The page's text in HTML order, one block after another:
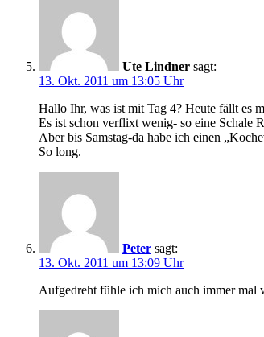
Ute Lindner sagt:
13. Okt. 2011 um 13:05 Uhr
Hallo Ihr, was ist mit Tag 4? Heute fällt es
Es ist schon verflixt wenig- so eine Schale
Aber bis Samstag-da habe ich einen
So long.
Peter sagt:
13. Okt. 2011 um 13:09 Uhr
Aufgedreht fühle ich mich auch immer mal